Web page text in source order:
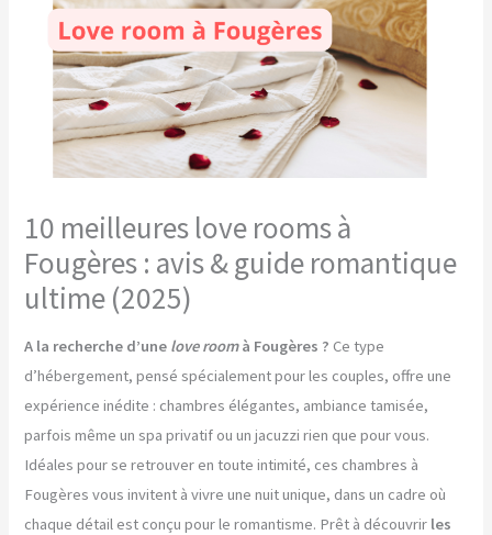
10 meilleures love rooms à
Fougères : avis & guide romantique
ultime (2025)
A la recherche d’une love roomà Fougères ? Ce type
d’hébergement, pensé spécialement pour les couples, offre une
expérience inédite : chambres élégantes, ambiance tamisée,
parfois même un spa privatif ou un jacuzzi rien que pour vous.
Idéales pour se retrouver en toute intimité, ces chambres à
Fougères vous invitent à vivre une nuit unique, dans un cadre où
chaque détail est conçu pour le romantisme. Prêt à découvrir les